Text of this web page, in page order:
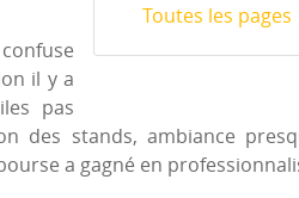
Toutes les pages
il y a
pas
des stands, ambiance
a gagné en